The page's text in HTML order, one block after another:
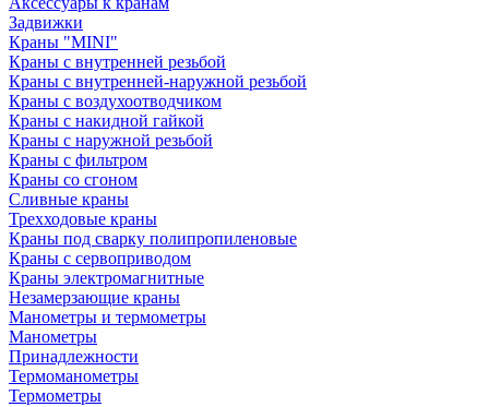
Задвижки
Краны "MINI"
Краны с внутренней резьбой
Краны с внутренней-наружной резьбой
Краны с воздухоотводчиком
Краны с накидной гайкой
Краны с наружной резьбой
Краны с фильтром
Краны со сгоном
Сливные краны
Трехходовые краны
Краны под сварку полипропиленовые
Краны с сервоприводом
Краны электромагнитные
Незамерзающие краны
Манометры и термометры
Манометры
Принадлежности
Термоманометры
Термометры